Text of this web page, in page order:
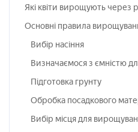
Які квіти вирощують через
Основні правила
Вибір насіння
Визначаємося з ємністю
Підготовка грунту
Обробка посадкового
Вибір місця для